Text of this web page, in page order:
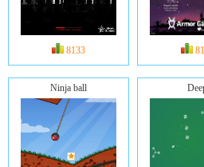
8133
Ninja ball